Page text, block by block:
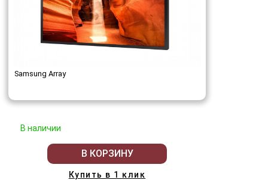
Samsung Array
В наличии
В КОРЗИНУ
Купить в 1 клик